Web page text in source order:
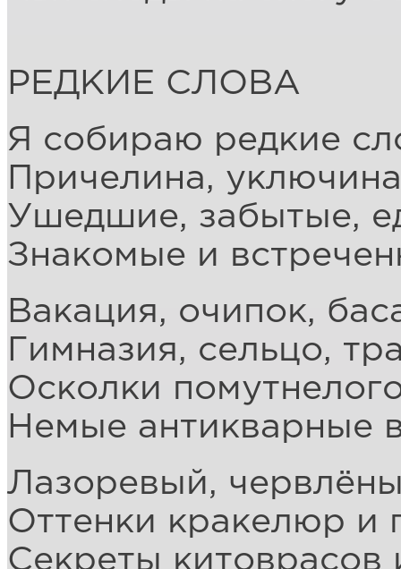
РЕДКИЕ СЛОВА
Я собираю редкие
Причелина,
Ушедшие, забытые,
Знакомые и
Вакация, очипок,
Гимназия, сельцо,
Осколки
Немые антикварные
Лазоревый,
Оттенки кракелюр и
Секреты китоврасов